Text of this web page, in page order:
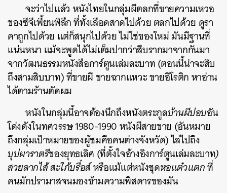
จะว่าไปแล้ว หนังไทยในกลุ่มผีตลกที่ขายความเหวอ
ของซีจีเพี้ยนพิลึก ที่ทั้งเลือดสาดไปด้วย ตลกไปด้วย ดูรา
คาถูกไปด้วย แต่ก็สนุกไปด้วย ไม่ใช่ของใหม่ มันมีฐานที่
แน่นหนา แม้จะพูดได้ไม่เต็มปากว่าสืบรากมาจากกันมา
จากวัฒนธรรมหนังสือการ์ตูนเล่มละบาท (ตอนนี้น่าจะสิบ
ถึงสามสิบบาท) ที่ขายผี ขายฉากแหวะ ขายอีโรติก หาอ่าน
ได้ตามร้านตัดผม
หนังในกลุ่มนี้อาจต้องนึกถึงหนังตระกูลบ้านผีปอบอัน
โด่งดังในทศวรรษ 1980-1990 หนังผีสายขาย (อันหมาย
ถึงกลุ่มเป้าหมายของผู้ชมคือคนต่างจังหวัด) ไล่ไปถึง
บุปผาราตรีของยุทธเลิศ (ที่ตั้งใจอ้างอิงการ์ตูนเล่มละบาท)
สวยลากไส้ สะใภ้บรื๋อส์หรือแม้แต่หนังชุดหอแต๋วแตกที่
คนมักปรามาสจนมองข้ามความพิสดารของมัน